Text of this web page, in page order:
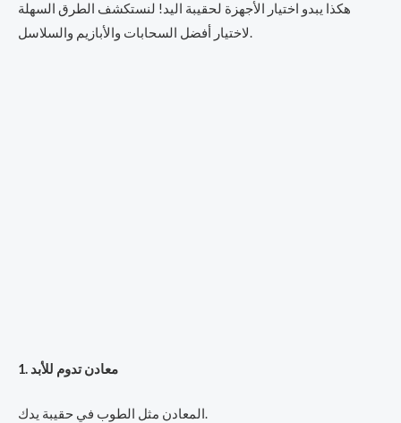
هكذا يبدو اختيار الأجهزة لحقيبة اليد! لنستكشف الطرق السهلة
لاختيار أفضل السحابات والأبازيم والسلاسل.
1. معادن تدوم للأبد
المعادن مثل الطوب في حقيبة يدك.